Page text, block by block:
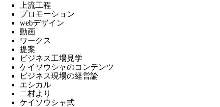
上流工程
プロモーション
webデザイン
動画
ワークス
提案
ビジネス工場見学
ケイソウシャのコンテンツ
ビジネス現場の経営論
エシカル
二村より
ケイソウシャ式